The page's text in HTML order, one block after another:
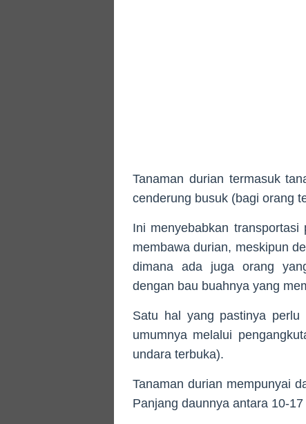
Tanaman durian termasuk
cenderung busuk (bagi orang
Ini menyebabkan
membawa durian, meskipun
dimana ada juga orang
dengan bau buahnya yang
Satu hal yang pastinya perlu
umumnya melalui
undara terbuka).
Tanaman durian mempunyai
Panjang daunnya antara 10-